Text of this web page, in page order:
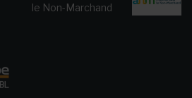
le Non-Marchand